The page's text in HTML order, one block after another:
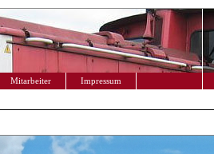
Mitarbeiter Impressum